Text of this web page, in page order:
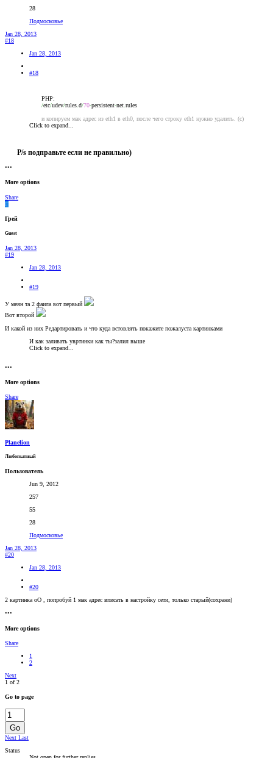
28
Подмосковье
Jan 28, 2013
#18
Jan 28, 2013
#18
PHP:
/etc/udev/rules d/70-persistent-net rules
и копируем мак адрес из eth1 в eth0, после чего строку eth1 нужно удалить. (с)
Click to expand...
P/s подправьте если не правильно)
•••
More options
Share
Г
Грей
Guest
Jan 28, 2013
#19
Jan 28, 2013
#19
У меян та 2 фаила вот первый
Вот второй
И какой из них Редартировать и что куда встовлять покажите пожалуста картинками
И как заливать увртинки как ты?залил выше
Click to expand...
•••
More options
Share
Planelion
Любопытный
Пользователь
Jun 9, 2012
257
55
28
Подмосковье
Jan 28, 2013
#20
Jan 28, 2013
#20
2 картинка оО , попробуй 1 мак адрес вписать в настройку сети, только старый(сохрани)
•••
More options
Share
1
2
Next
1 of 2
Go to page
Go
Next Last
Status